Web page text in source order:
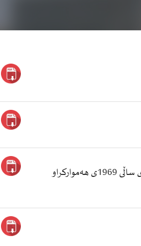
یاسای ژماره‌ (3)ی ساڵی 2015 یاسای هه‌مواركردنی جێبه‌جێ كردنی یاسای سزادانی عێراقی ژماره‌ (111)ی ساڵی 1969ی هه‌مواركراو